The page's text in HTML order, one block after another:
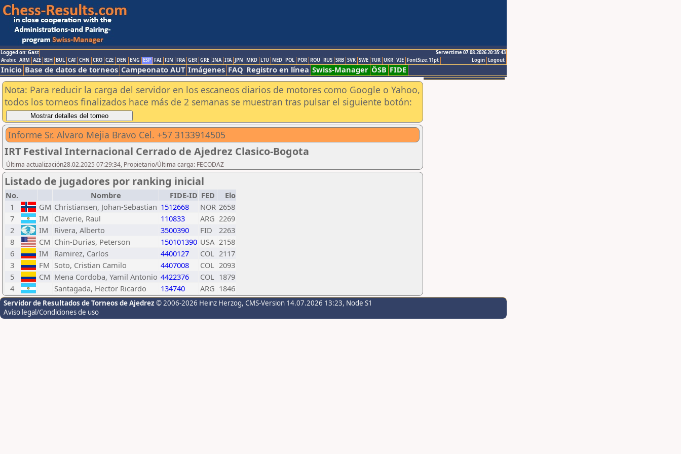
Logged on: Gast
Servertime 07.08.2026 20:35:43
Logout
Login
Arabic ARM AZE BIH BUL CAT CHN CRO CZE DEN ENG ESP FAI FIN FRA GER GRE INA ITA JPN MKD LTU NED POL POR ROU RUS SRB SVK SWE TUR UKR VIE FontSize:11pt
Inicio Base de datos de torneos Campeonato AUT Imágenes FAQ Registro en línea Swiss-Manager ÖSB FIDE
Nota: Para reducir la carga del servidor en los escaneos diarios de motores como Google o Yahoo,
todos los torneos finalizados hace más de 2 semanas se muestran tras pulsar el siguiente botón:
Informe Sr. Alvaro Mejia Bravo Cel. +57 3133914505
IRT Festival Internacional Cerrado de Ajedrez Clasico-Bogota
Última actualización28.02.2025 07:29:34, Propietario/Última carga: FECODAZ
Listado de jugadores por ranking inicial
No. Nombre FIDE-ID FED
Elo
1
GM Christiansen, Johan-Sebastian 1512668 NOR 2658
7
IM Claverie, Raul 110833 ARG 2269
2
IM Rivera, Alberto 3500390 FID
2263
8
CM Chin-Durias, Peterson 150101390 USA 2158
6
IM Ramirez, Carlos 4400127 COL 2117
3
FM Soto, Cristian Camilo 4407008 COL 2093
5
CM Mena Cordoba, Yamil Antonio 4422376 COL 1879
4
Santagada, Hector Ricardo 134740 ARG 1846
Servidor de Resultados de Torneos de Ajedrez © 2006-2026 Heinz Herzog, CMS-Version 14.07.2026 13:23, Node S1
Aviso legal/Condiciones de uso